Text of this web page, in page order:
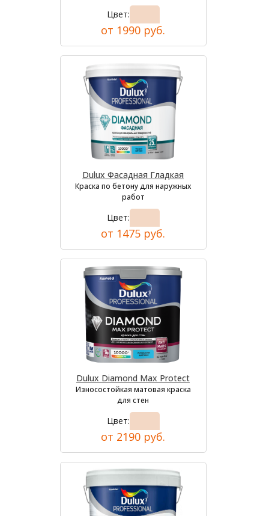
Цвет:
от 1990 руб.
Dulux Фасадная Гладкая
Краска по бетону для наружных
работ
Цвет:
от 1475 руб.
Dulux Diamond Max Protect
Износостойкая матовая краска
для стен
Цвет:
от 2190 руб.